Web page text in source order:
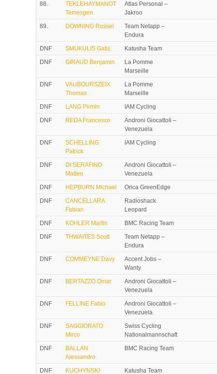
88.
TEKLEHAYMANOT
Temesgen
Atlas Personal –
Jakroo
89.
DOWNING Russel
Team Netapp –
Endura
DNF
SMUKULIS Gatis
Katusha Team
DNF
GIRAUD Benjamin
La Pomme
Marseille
DNF
VAUBOURSZEIX
Thomas
La Pomme
Marseille
DNF
LANG Pirmin
IAM Cycling
DNF
REDA Francesco
Androni Giocattoli –
Venezuela
DNF
SCHELLING
Patrick
IAM Cycling
DNF
DI SERAFINO
Matteo
Androni Giocattoli –
Venezuela
DNF
HEPBURN Michael
Orica GreenEdge
DNF
CANCELLARA
Fabian
Radioshack
Leopard
DNF
KOHLER Martin
BMC Racing Team
DNF
THWAITES Scott
Team Netapp –
Endura
DNF
COMMEYNE Davy
Accent Jobs –
Wanty
DNF
BERTAZZO Omar
Androni Giocattoli –
Venezuela
DNF
FELLINE Fabio
Androni Giocattoli –
Venezuela
DNF
SAGGIORATO
Mirco
Swiss Cycling
Nationalmannschaft
DNF
BALLAN
Alessandro
BMC Racing Team
DNF
KUCHYNSKI
Katusha Team